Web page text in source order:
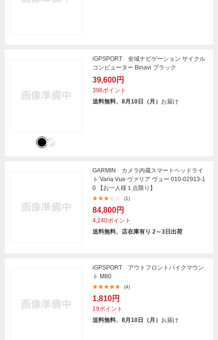
iGPSPORT 全域ナビゲーション サイクル
コンピューター Binavi ブラック
39,600円
396ポイント
送料無料、8月10日（月） お届け
GARMIN カメラ内蔵スマートヘッドライ
ト Varia Vue ヴァリア ヴュー 010-02913-1
0 【お一人様１点限り】
(1)
84,800円
4,240ポイント
送料無料、店在庫有り 2～3日出荷
iGPSPORT アウトフロントバイクマウン
ト M80
(4)
1,810円
19ポイント
送料無料、8月10日（月） お届け